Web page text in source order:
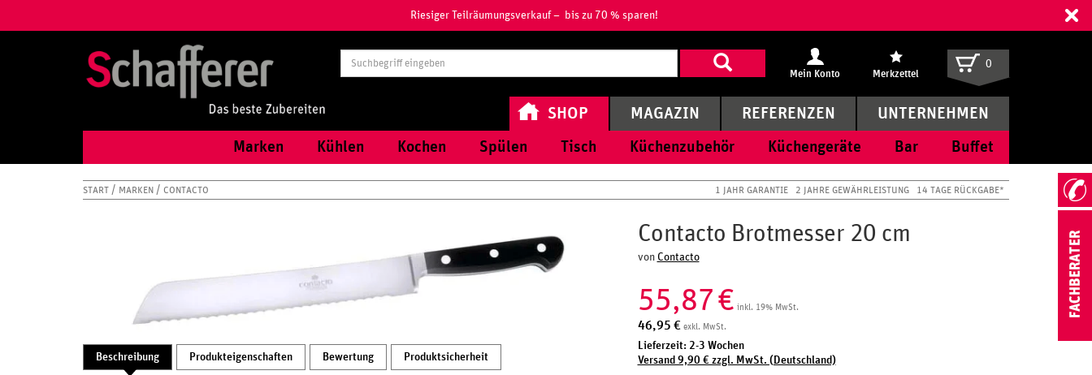
Riesiger Teilräumungsverkauf – bis zu 70 % sparen!
Suchbegriff
eingeben
Mein Konto Merkzettel
0
SHOP
Marken Kühlen Kochen Spülen Tisch Küchenzubehör Küchengeräte Bar Buffet
MAGAZIN REFERENZEN UNTERNEHMEN
START MARKEN CONTACTO 1 JAHR GARANTIE 2 JAHRE GEWÄHRLEISTUNG 14 TAGE RÜCKGABE*
Beschreibung Produkteigenschaften Bewertung Produktsicherheit
Contacto Brotmesser 20 cm
von Contacto
55,87€ inkl. 19% MwSt.
46,95 € exkl. MwSt.
Lieferzeit: 2-3 Wochen
Versand 9,90 € zzgl. MwSt. (Deutschland)